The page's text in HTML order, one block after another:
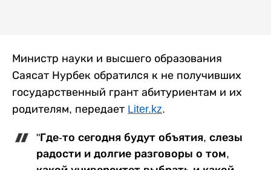
Министр науки и высшего образования
Саясат Нурбек обратился к не получивших
государственный грант абитуриентам и их
родителям, передает Liter.kz.
"Где-то сегодня будут объятия, слезы
радости и долгие разговоры о том,